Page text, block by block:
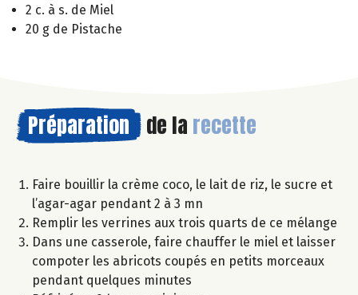
2 c. à s. de Miel
20 g de Pistache
Préparation de la recette
Faire bouillir la crème coco, le lait de riz, le sucre et
l’agar-agar pendant 2 à 3 mn
Remplir les verrines aux trois quarts de ce mélange
Dans une casserole, faire chauffer le miel et laisser
compoter les abricots coupés en petits morceaux
pendant quelques minutes